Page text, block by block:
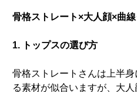
骨格ストレート×大人顔×曲
1. トップスの選び方
骨格ストレートさんは上半
る素材が似合いますが、大